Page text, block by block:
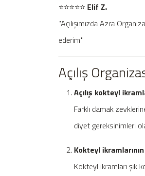
⭐️⭐️⭐️⭐️⭐️ Elif Z.
"Açılışımızda Azra
ederim."
Açılış
Açılış kokteyl
Farklı damak
diyet gereksinimleri
Kokteyl
Kokteyl ikramları şık